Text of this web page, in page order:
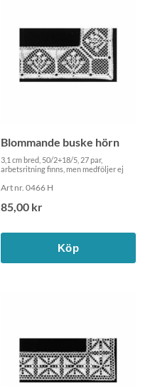
Blommande buske hörn
3,1 cm bred, 50/2+18/5, 27 par,
arbetsritning finns, men medföljer ej
Art nr. 0466 H
85,00 kr
Köp